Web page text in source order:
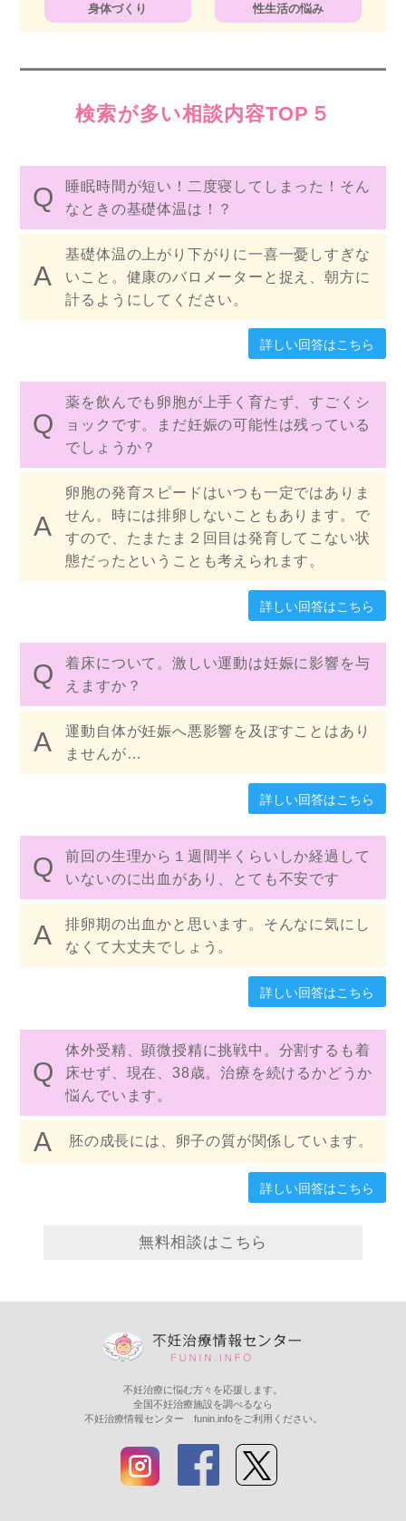
身体づくり
性生活の悩み
検索が多い相談内容TOP５
睡眠時間が短い！二度寝してしまった！そん
なときの基礎体温は！？
基礎体温の上がり下がりに一喜一憂しすぎな
いこと。健康のバロメーターと捉え、朝方に
計るようにしてください。
詳しい回答はこちら
薬を飲んでも卵胞が上手く育たず、すごくシ
ョックです。まだ妊娠の可能性は残っている
でしょうか？
卵胞の発育スピードはいつも一定ではありま
せん。時には排卵しないこともあります。で
すので、たまたま２回目は発育してこない状
態だったということも考えられます。
詳しい回答はこちら
着床について。激しい運動は妊娠に影響を与
えますか？
運動自体が妊娠へ悪影響を及ぼすことはあり
ませんが…
詳しい回答はこちら
前回の生理から１週間半くらいしか経過して
いないのに出血があり、とても不安です
排卵期の出血かと思います。そんなに気にし
なくて大丈夫でしょう。
詳しい回答はこちら
体外受精、顕微授精に挑戦中。分割するも着
床せず、現在、38歳。治療を続けるかどうか
悩んでいます。
胚の成長には、卵子の質が関係しています。
詳しい回答はこちら
無料相談はこちら
不妊治療に悩む方々を応援します。
全国不妊治療施設を調べるなら
不妊治療情報センター funin.infoをご利用ください。